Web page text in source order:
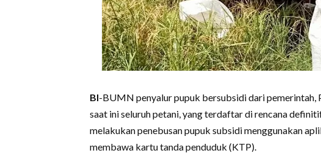
BI-BUMN penyalur pupuk bersubsidi dari pemerintah,
saat ini seluruh petani, yang terdaftar di rencana
melakukan penebusan pupuk subsidi menggunakan
membawa kartu tanda penduduk (KTP).